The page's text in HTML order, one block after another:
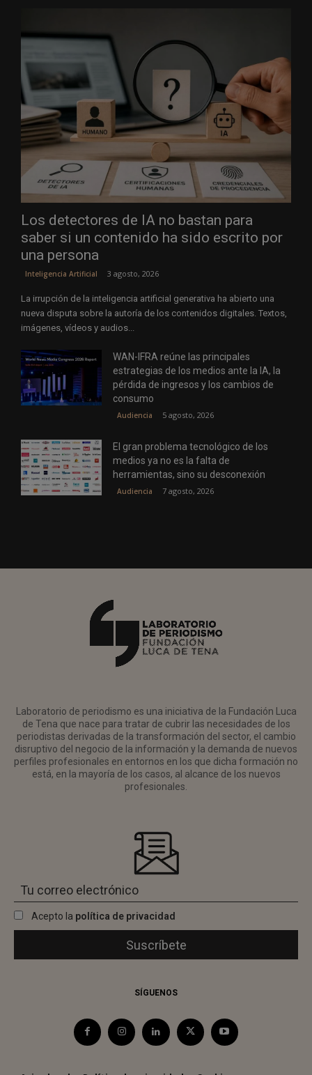
Los detectores de IA no bastan para
saber si un contenido ha sido escrito por
una persona
Inteligencia Artificial 3 agosto, 2026
La irrupción de la inteligencia artificial generativa ha abierto una
nueva disputa sobre la autoría de los contenidos digitales. Textos,
imágenes, vídeos y audios...
WAN-IFRA reúne las principales
estrategias de los medios ante la IA, la
pérdida de ingresos y los cambios de
consumo
Audiencia 5 agosto, 2026
El gran problema tecnológico de los
medios ya no es la falta de
herramientas, sino su desconexión
Audiencia 7 agosto, 2026
Laboratorio de periodismo es una iniciativa de la Fundación Luca
de Tena que nace para tratar de cubrir las necesidades de los
periodistas derivadas de la transformación del sector, el cambio
disruptivo del negocio de la información y la demanda de nuevos
perfiles profesionales en entornos en los que dicha formación no
está, en la mayoría de los casos, al alcance de los nuevos
profesionales.
Acepto la política de privacidad
SÍGUENOS